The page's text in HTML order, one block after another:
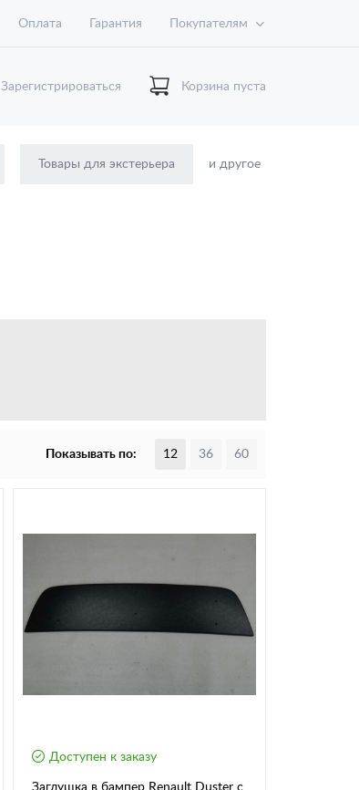
Оплата Гарантия Покупателям
Зарегистрироваться Корзина пуста
Товары для экстерьера и другое
Показывать по: 12 36 60
Доступен к заказу